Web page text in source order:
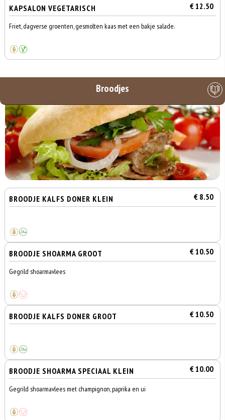
KAPSALON VEGETARISCH € 12.50
Friet, dagverse groenten, gesmolten kaas met een bakje salade.
Broodjes
BROODJE KALFS DONER KLEIN € 8.50
BROODJE SHOARMA GROOT € 10.50
Gegrild shoarmavlees
BROODJE KALFS DONER GROOT € 10.50
BROODJE SHOARMA SPECIAAL KLEIN € 10.00
Gegrild shoarmavlees met champignon, paprika en ui